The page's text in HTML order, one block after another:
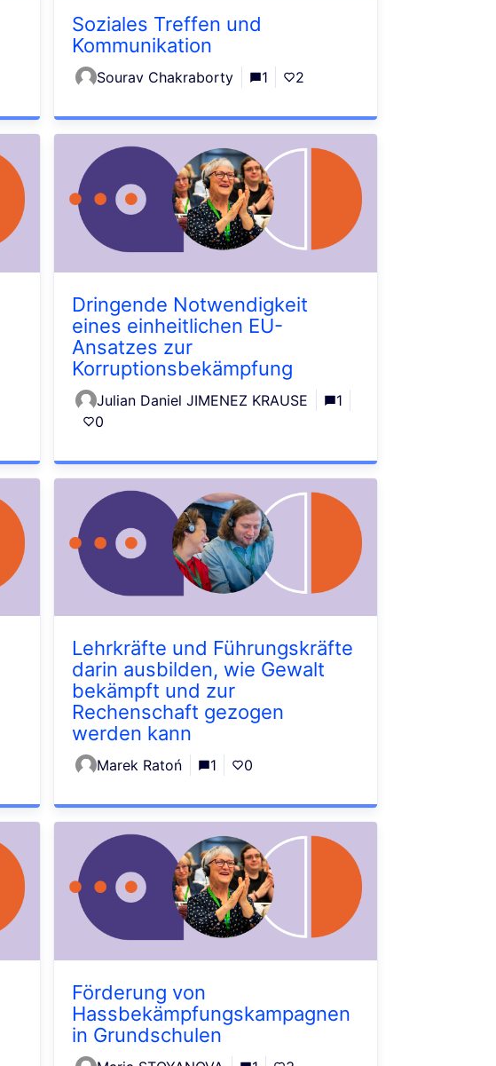
Soziales Treffen und
Kommunikation
Sourav Chakraborty 1 2
Dringende Notwendigkeit
eines einheitlichen EU-
Ansatzes zur
Korruptionsbekämpfung
Julian Daniel JIMENEZ KRAUSE
1
0
Lehrkräfte und Führungskräfte
darin ausbilden, wie Gewalt
bekämpft und zur
Rechenschaft gezogen
werden kann
Marek Ratoń 1 0
Förderung von
Hassbekämpfungskampagnen
in Grundschulen